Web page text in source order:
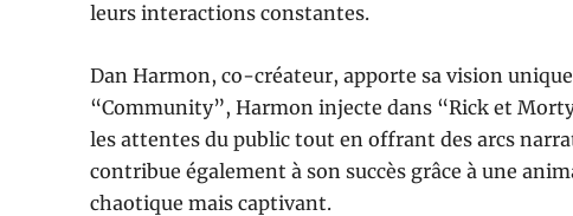
leurs interactions constantes.
Dan Harmon, co-créateur, apporte sa vision
“Community”, Harmon injecte dans “Rick et
les attentes du public tout en offrant des arcs
contribue également à son succès grâce à une
chaotique mais captivant.